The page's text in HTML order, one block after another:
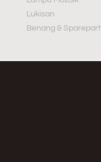
Lukisan
Benang & Sparepart